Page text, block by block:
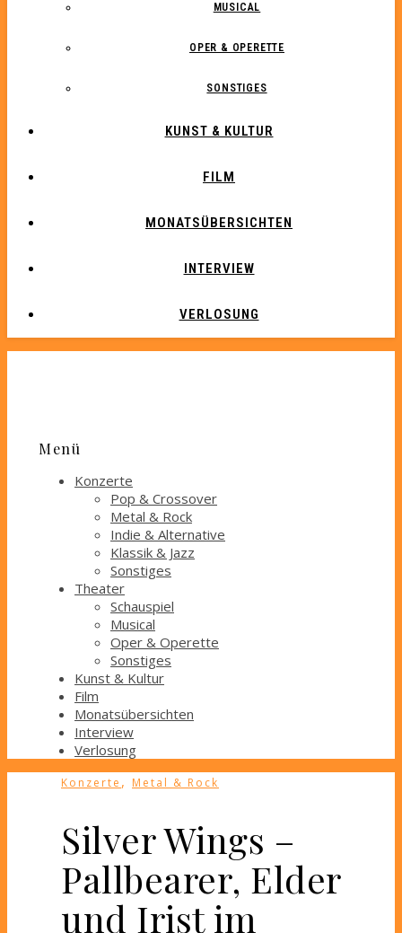
MUSICAL
OPER & OPERETTE
SONSTIGES
KUNST & KULTUR
FILM
MONATSÜBERSICHTEN
INTERVIEW
VERLOSUNG
Menü
Konzerte
Pop & Crossover
Metal & Rock
Indie & Alternative
Klassik & Jazz
Sonstiges
Theater
Schauspiel
Musical
Oper & Operette
Sonstiges
Kunst & Kultur
Film
Monatsübersichten
Interview
Verlosung
Konzerte , Metal & Rock
Silver Wings –
Pallbearer, Elder
und Irist im